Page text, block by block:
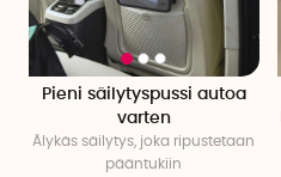
Pieni säilytyspussi autoa
varten
Älykäs säilytys, joka ripustetaan
pääntukiin